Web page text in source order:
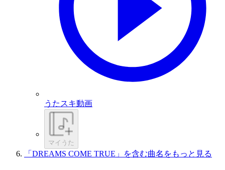
うたスキ動画
マイうた
「DREAMS COME TRUE」を含む曲名をもっと見る